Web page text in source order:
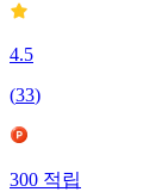
4.5
(33)
300 적립